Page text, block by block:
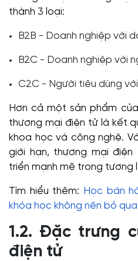
thành 3 loại:
B2B - Doanh nghiệp với
B2C - Doanh nghiệp với
C2C - Người tiêu dùng
Hơn cả một sản phẩm
thương mại điện tử là kết
khoa học và công nghệ.
giới hạn, thương mại
triển mạnh mẽ trong tương
Tìm hiểu thêm:
Học bán
khóa học không nên bỏ qua
1.2. Đặc trưng
điện tử